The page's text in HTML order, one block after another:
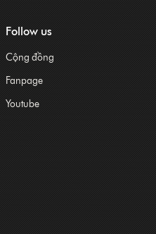
Follow us
Cộng đồng
Fanpage
Youtube